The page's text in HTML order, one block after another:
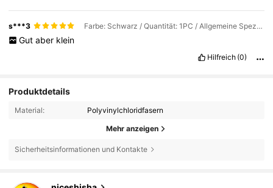
s***3 Farbe: Schwarz / Quantität: 1PC / Allgemeine Spezifikation: Einheitsgröße
Gut aber klein
Hilfreich (0)
Produktdetails
Material: Polyvinylchloridfasern
Mehr anzeigen
Sicherheitsinformationen und Kontakte